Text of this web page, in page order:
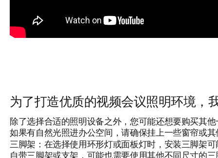
为了打造优质的视频会议照明环境，
除了选择合适的照明设备之外，您可能还想要购买其
如果有自然光照进办公空间，请确保挂上一些窗帘或
三脚架： 在选择使用环形灯或面板灯时，安装三脚架